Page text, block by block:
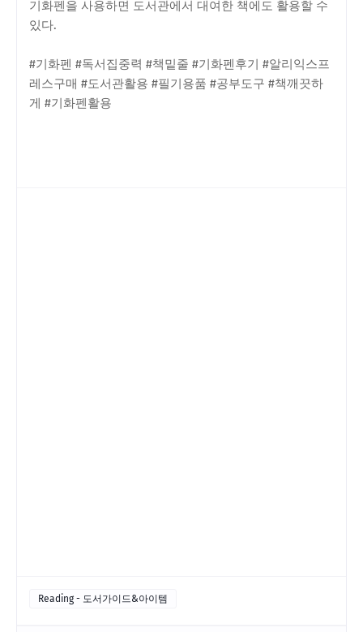
기화펜을 사용하면 도서관에서 대여한 책에도 활용할 수
있다.
#기화펜 #독서집중력 #책밑줄 #기화펜후기 #알리익스프
레스구매 #도서관활용 #필기용품 #공부도구 #책깨끗하
게 #기화펜활용
Reading - 도서가이드&아이템